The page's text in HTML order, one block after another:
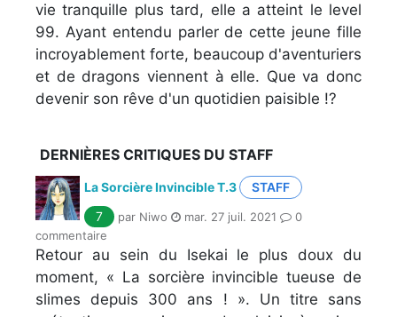
vie tranquille plus tard, elle a atteint le level
99. Ayant entendu parler de cette jeune fille
incroyablement forte, beaucoup d'aventuriers
et de dragons viennent à elle. Que va donc
devenir son rêve d'un quotidien paisible !?
DERNIÈRES CRITIQUES DU STAFF
La Sorcière Invincible T.3
STAFF
7
par Niwo mar. 27 juil. 2021
0
commentaire
Retour au sein du Isekai le plus doux du
moment, « La sorcière invincible tueuse de
slimes depuis 300 ans ! ». Un titre sans